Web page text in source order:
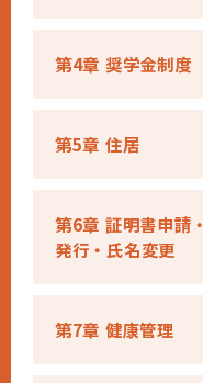
第4章 奨学金制度
第5章 住居
第6章 証明書申請
発行・氏名変更
第7章 健康管理